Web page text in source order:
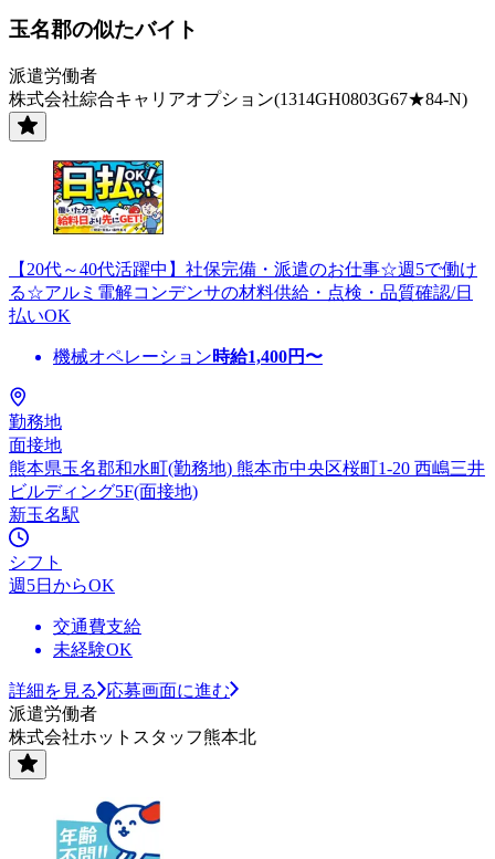
玉名郡の似たバイト
派遣労働者
株式会社綜合キャリアオプション(1314GH0803G67★84-N)
【20代～40代活躍中】社保完備・派遣のお仕事☆週5で働け
る☆アルミ電解コンデンサの材料供給・点検・品質確認/日
払いOK
機械オペレーション時給1,400円〜
勤務地
面接地
熊本県玉名郡和水町(勤務地) 熊本市中央区桜町1-20 西嶋三井
ビルディング5F(面接地)
新玉名駅
シフト
週5日からOK
交通費支給
未経験OK
詳細を見る
応募画面に進む
派遣労働者
株式会社ホットスタッフ熊本北